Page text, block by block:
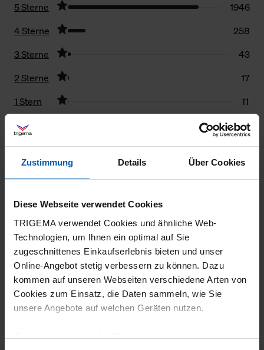
Zustimmung Details Über Cookies
Diese Webseite verwendet Cookies
TRIGEMA verwendet Cookies und ähnliche Web-
Technologien, um Ihnen ein optimal auf Sie
zugeschnittenes Einkaufserlebnis bieten und unser
Online-Angebot stetig verbessern zu können. Dazu
kommen auf unseren Webseiten verschiedene Arten von
Cookies zum Einsatz, die Daten sammeln, wie Sie
unsere Angebote auf welchen Geräten nutzen.
Technisch erforderliche Cookies sind eine notwendige
5 Sterne
1946
4 Sterne
258
3 Sterne
43
2 Sterne
17
1 Stern
11
01.08.2026
5
Wie immer : gute Qualität
31.07.2026
5
Gute moderne qualität